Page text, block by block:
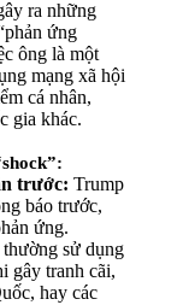
ra những
ứng
ông là một
mạng xã hội
cá nhân,
gia khác.
trước: Trump
báo trước,
ứng.
sử dụng
gây tranh cãi,
hay các